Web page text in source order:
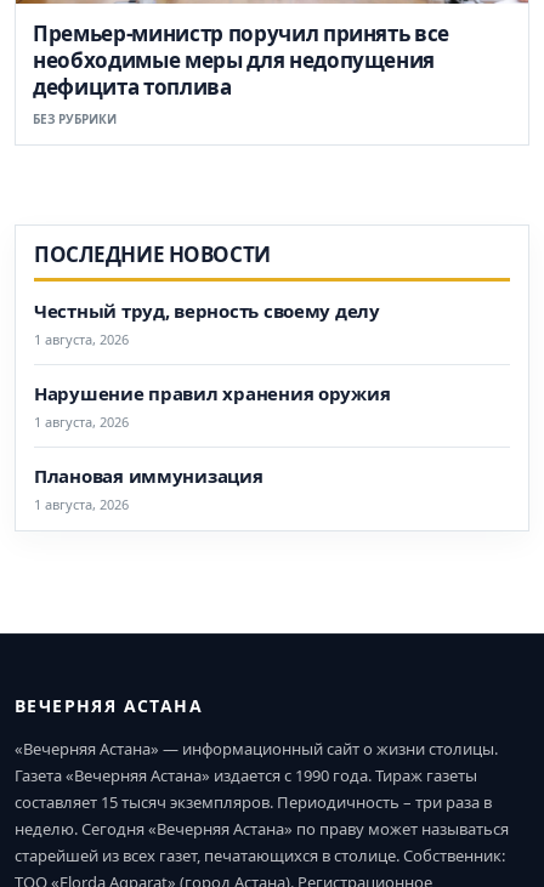
Премьер-министр поручил принять все
необходимые меры для недопущения
дефицита топлива
БЕЗ РУБРИКИ
ПОСЛЕДНИЕ НОВОСТИ
Честный труд, верность своему делу
1 августа, 2026
Нарушение правил хранения оружия
1 августа, 2026
Плановая иммунизация
1 августа, 2026
ВЕЧЕРНЯЯ АСТАНА
«Вечерняя Астана» — информационный сайт о жизни столицы.
Газета «Вечерняя Астана» издается с 1990 года. Тираж газеты
составляет 15 тысяч экземпляров. Периодичность – три раза в
неделю. Сегодня «Вечерняя Астана» по праву может называться
старейшей из всех газет, печатающихся в столице. Собственник:
ТОО «Elorda Aqparat» (город Астана). Регистрационное